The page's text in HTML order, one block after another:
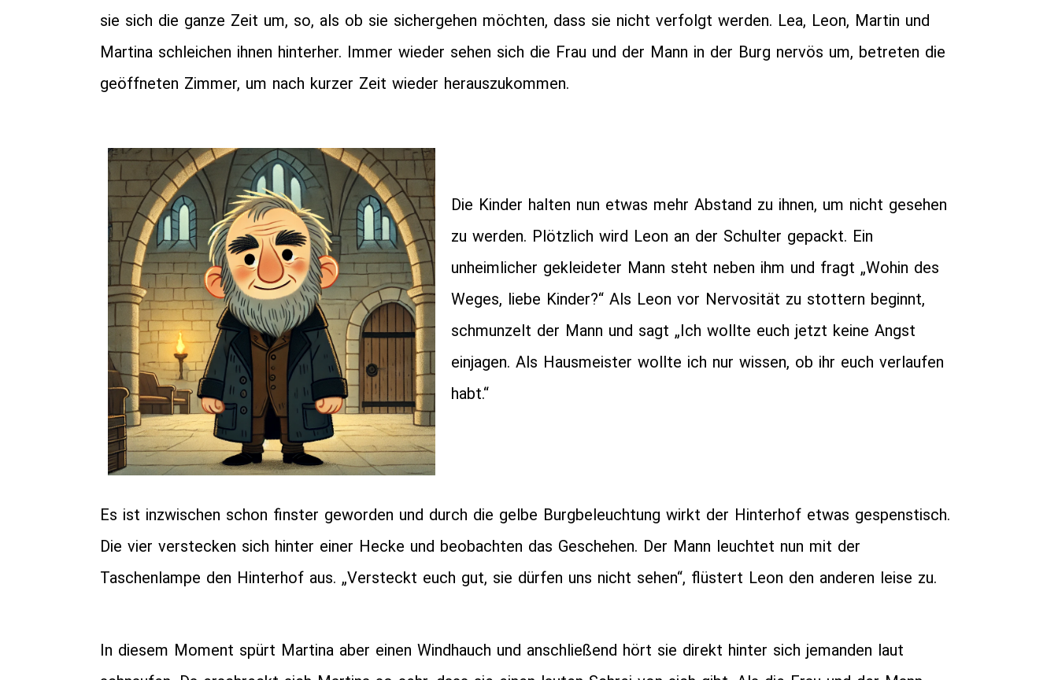
sie sich die ganze Zeit um, so, als ob sie sichergehen möchten, dass sie nicht verfolgt werden. Lea, Leon, Martin und
Martina schleichen ihnen hinterher. Immer wieder sehen sich die Frau und der Mann in der Burg nervös um, betreten die
geöffneten Zimmer, um nach kurzer Zeit wieder herauszukommen.
Die Kinder halten nun etwas mehr Abstand zu ihnen, um nicht gesehen
zu werden. Plötzlich wird Leon an der Schulter gepackt. Ein
unheimlicher gekleideter Mann steht neben ihm und fragt „Wohin des
Weges, liebe Kinder?“ Als Leon vor Nervosität zu stottern beginnt,
schmunzelt der Mann und sagt „Ich wollte euch jetzt keine Angst
einjagen. Als Hausmeister wollte ich nur wissen, ob ihr euch verlaufen
habt.“
Es ist inzwischen schon finster geworden und durch die gelbe Burgbeleuchtung wirkt der Hinterhof etwas gespenstisch.
Die vier verstecken sich hinter einer Hecke und beobachten das Geschehen. Der Mann leuchtet nun mit der
Taschenlampe den Hinterhof aus. „Versteckt euch gut, sie dürfen uns nicht sehen“, flüstert Leon den anderen leise zu.
In diesem Moment spürt Martina aber einen Windhauch und anschließend hört sie direkt hinter sich jemanden laut